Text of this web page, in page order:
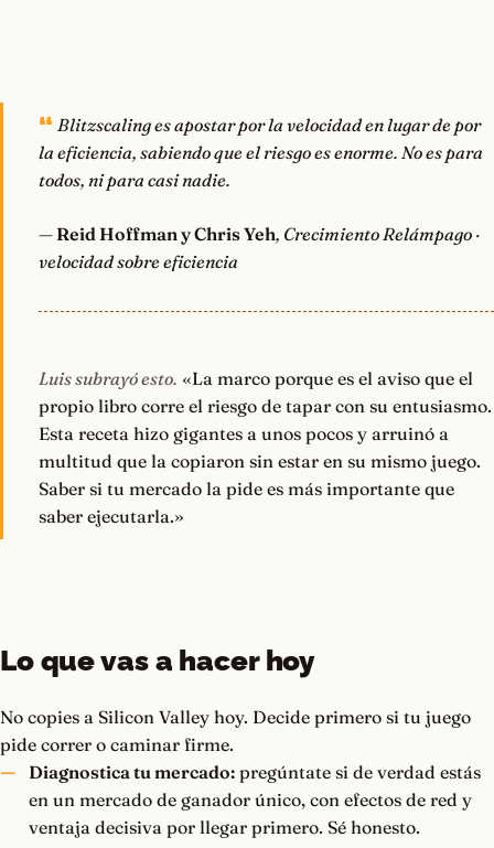
Blitzscaling es apostar por la velocidad en lugar de por
la eficiencia, sabiendo que el riesgo es enorme. No es para
todos, ni para casi nadie.
— Reid Hoffman y Chris Yeh, Crecimiento Relámpago ·
velocidad sobre eficiencia
Luis subrayó esto. «La marco porque es el aviso que el
propio libro corre el riesgo de tapar con su entusiasmo.
Esta receta hizo gigantes a unos pocos y arruinó a
multitud que la copiaron sin estar en su mismo juego.
Saber si tu mercado la pide es más importante que
saber ejecutarla.»
Lo que vas a hacer hoy
No copies a Silicon Valley hoy. Decide primero si tu juego
pide correr o caminar firme.
Diagnostica tu mercado:pregúntate si de verdad estás
en un mercado de ganador único, con efectos de red y
ventaja decisiva por llegar primero. Sé honesto.